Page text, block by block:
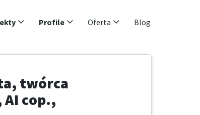
Profile Oferta Blog
twórca
cop.,